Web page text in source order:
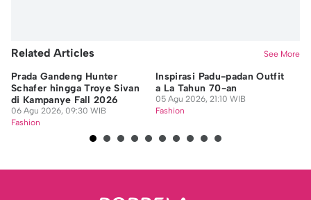
Related Articles See More
Prada Gandeng Hunter
Schafer hingga Troye Sivan
di Kampanye Fall 2026
06 Agu 2026, 09:30 WIB
Fashion
Inspirasi Padu-padan Outfit
a La Tahun 70-an
05 Agu 2026, 21:10 WIB
Fashion